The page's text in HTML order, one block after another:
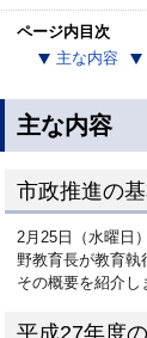
ページ内目次
主な内容
主な内容
市政推進の
2月25日（水曜日
野教育長が教育執
その概要を紹介し
平成27年度